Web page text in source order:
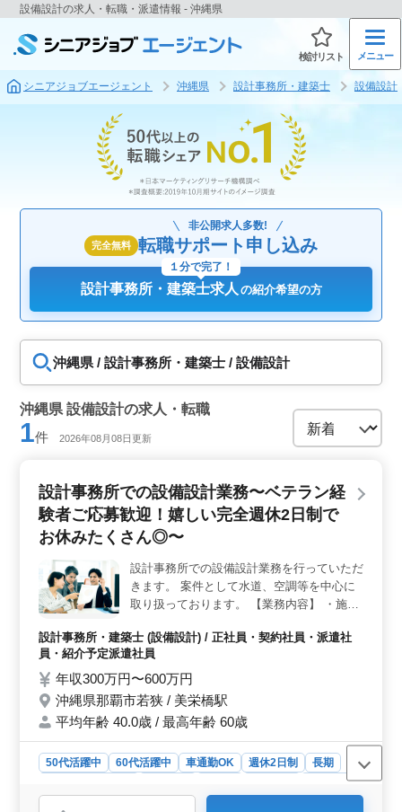
設備設計の求人・転職・派遣情報 - 沖縄県
検討リスト メニュー
シニアジョブエージェント 沖縄県 設計事務所・建築士 設備設計
完全無料
非公開求人多数!
転職サポート申し込み
設計事務所・建築士求人 の紹介希望の方
１分で完了！
沖縄県 / 設計事務所・建築士 / 設備設計
沖縄県 設備設計の求人・転職
1件 2026年08月08日更新
設計事務所での設備設計業務〜ベテラン経
験者ご応募歓迎！嬉しい完全週休2日制で
お休みたくさん◎〜
設計事務所での設備設計業務を行っていただ
きます。 案件として水道、空調等を中心に
取り扱っております。 【業務内容】 ・施主
本設計、実施設計、積算 ・確認申請、各種
書類作成、施工会社選定、設計監理 等 ・
CAD操作あり ◯備考 ・作業着支給 ・交通費
全額支給、マイカー通勤OK ・完全週休2日
制 50代、60代以上の方もご活躍中！ 皆様の
ご応募、お待ちしております！
設計事務所・建築士 (設備設計) / 正社員・契約社員・派遣社
員・紹介予定派遣社員
年収300万円〜600万円
沖縄県那覇市若狭 / 美栄橋駅
平均年齢 40.0歳 / 最高年齢 60歳
50代活躍中 60代活躍中 車通勤OK 週休2日制
長期
派遣社員
設計事務所・建築士